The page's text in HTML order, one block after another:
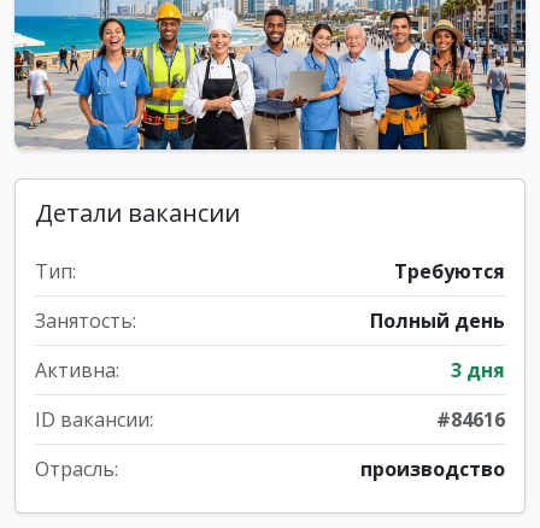
Детали вакансии
Тип:
Требуются
Занятость:
Полный день
Активна:
3 дня
ID вакансии:
#84616
Отрасль:
производство